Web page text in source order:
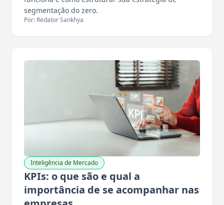
segmentação do zero.
Por: Redator Sankhya
Inteligência de Mercado
KPIs: o que são e qual a
importância de se acompanhar nas